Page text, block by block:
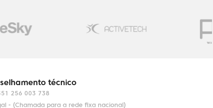
técnico
256 003 738
- (Chamada para a rede fixa nacional)